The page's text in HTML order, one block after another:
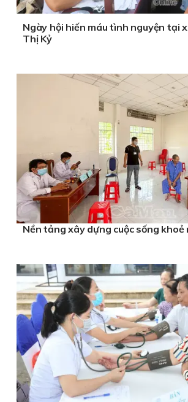
Ngày hội hiến máu tình nguyện tại
Thị Kỷ
Nền tảng xây dựng cuộc sống khoẻ